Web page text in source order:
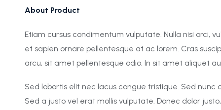
About Product
Etiam cursus condimentum vulputate. Nulla nisi orci,
et sapien ornare pellentesque at ac lorem. Cras
arcu, sit amet pellentesque odio. In sit amet aliquet
Sed lobortis elit nec lacus congue tristique. Sed
Sed a justo vel erat mollis vulputate. Donec dolor